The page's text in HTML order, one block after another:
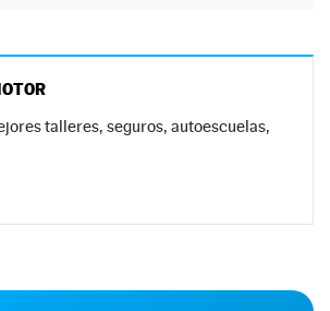
talleres, seguros, autoescuelas,